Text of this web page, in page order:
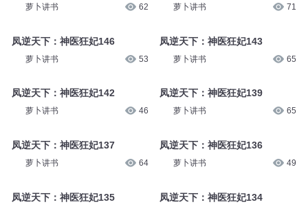
萝卜讲书 62
凤逆天下：神医狂妃146
萝卜讲书 53
凤逆天下：神医狂妃142
萝卜讲书 46
凤逆天下：神医狂妃137
萝卜讲书 64
凤逆天下：神医狂妃135
萝卜讲书 71
凤逆天下：神医狂妃143
萝卜讲书 65
凤逆天下：神医狂妃139
萝卜讲书 65
凤逆天下：神医狂妃136
萝卜讲书 49
凤逆天下：神医狂妃134